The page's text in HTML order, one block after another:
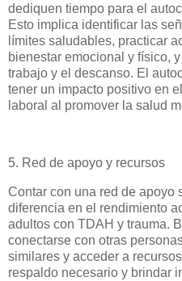
dediquen tiempo para el
Esto implica identificar las
límites saludables, practicar
bienestar emocional y físico,
trabajo y el descanso. El
tener un impacto positivo en
laboral al promover la salud
5. Red de apoyo y recursos
Contar con una red de apoyo
diferencia en el rendimiento
adultos con TDAH y trauma.
conectarse con otras
similares y acceder a
respaldo necesario y brindar